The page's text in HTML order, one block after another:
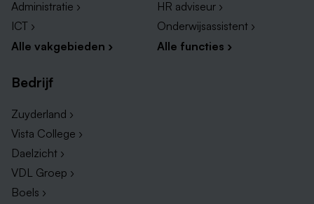
Administratie ›
ICT ›
Alle vakgebieden ›
HR adviseur ›
Onderwijsassistent ›
Alle functies ›
Bedrijf
Zuyderland ›
Vista College ›
Daelzicht ›
VDL Groep ›
Boels ›